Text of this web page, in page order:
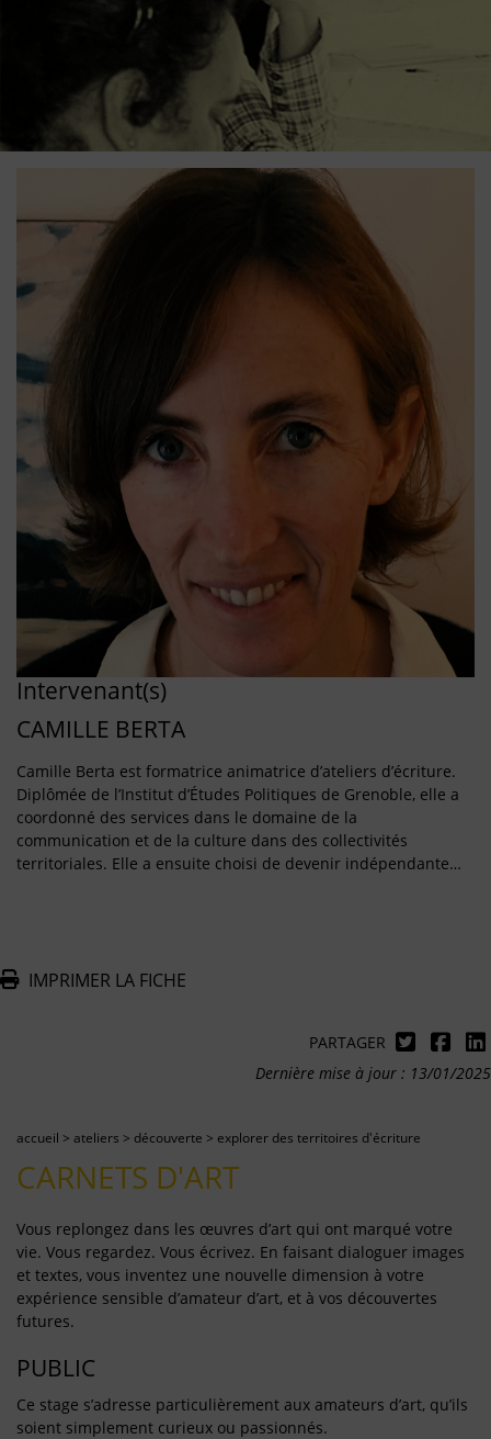
Intervenant(s)
CAMILLE BERTA
Camille Berta est formatrice animatrice d’ateliers d’écriture.
Diplômée de l’Institut d’Études Politiques de Grenoble, elle a
coordonné des services dans le domaine de la
communication et de la culture dans des collectivités
territoriales. Elle a ensuite choisi de devenir indépendante…
IMPRIMER LA FICHE
PARTAGER
Dernière mise à jour : 13/01/2025
accueil > ateliers > découverte > explorer des territoires d'écriture
CARNETS D'ART
Vous replongez dans les œuvres d’art qui ont marqué votre
vie. Vous regardez. Vous écrivez. En faisant dialoguer images
et textes, vous inventez une nouvelle dimension à votre
expérience sensible d’amateur d’art, et à vos découvertes
futures.
PUBLIC
Ce stage s’adresse particulièrement aux amateurs d’art, qu’ils
soient simplement curieux ou passionnés.